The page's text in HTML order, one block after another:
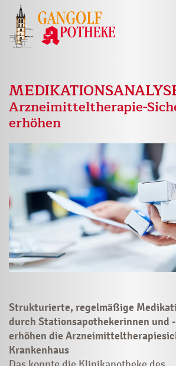
Arzneimitteltherapie-
erhöhen
Strukturierte, regelmäßige
durch Stationsapothekerinnen und
erhöhen die
Krankenhaus